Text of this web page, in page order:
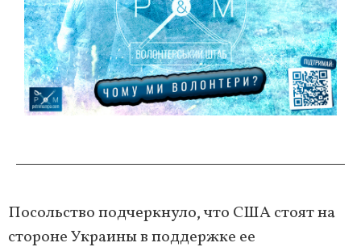
Посольство подчеркнуло, что США стоят на
стороне Украины в поддержке ее